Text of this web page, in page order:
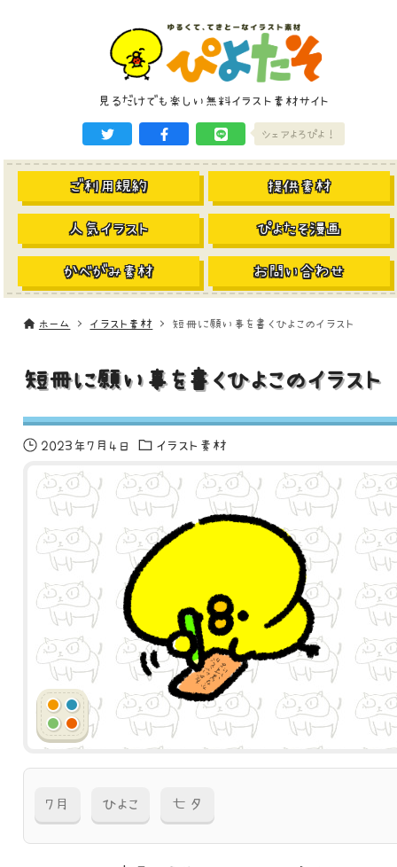
見るだけでも楽しい無料イラスト素材サイト
シェアよろぴよ！
ご利用規約 提供素材
人気イラスト ぴよたそ漫画
かべがみ素材 お問い合わせ
ホーム イラスト素材 短冊に願い事を書くひよこのイラスト
短冊に願い事を書くひよこのイラスト
2023年7月4日 イラスト素材
7月 ひよこ 七夕